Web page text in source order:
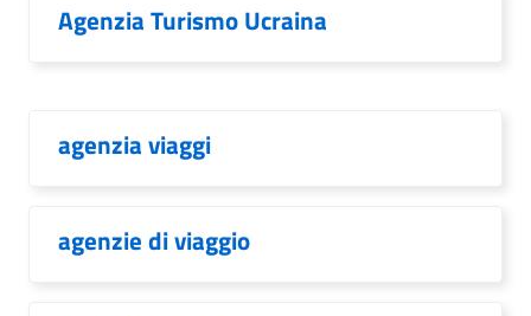
Agenzia Turismo Ucraina
agenzia viaggi
agenzie di viaggio